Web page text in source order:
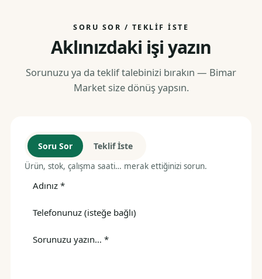
SORU SOR / TEKLIF İSTE
Aklınızdaki işi yazın
Sorunuzu ya da teklif talebinizi bırakın — Bimar
Market size dönüş yapsın.
Soru Sor Teklif İste
Ürün, stok, çalışma saati… merak ettiğinizi sorun.